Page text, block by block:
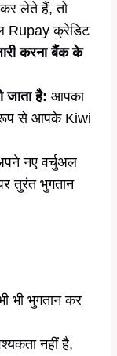
लेते हैं, तो
Rupay क्रेडिट
करना बैंक के
जाता है: आपका
रूप से आपके Kiwi
नए वर्चुअल
तुरंत भुगतान
भी भुगतान कर
नहीं है,